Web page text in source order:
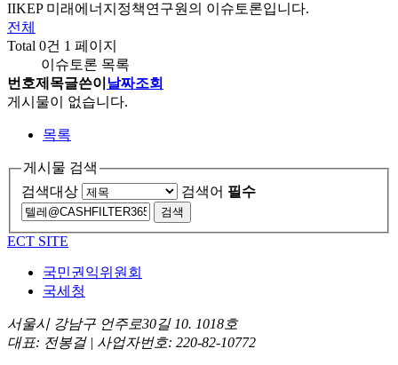
IIKEP 미래에너지정책연구원의 이슈토론입니다.
전체
Total 0건 1 페이지
이슈토론 목록
번호제목글쓴이 날짜조회
게시물이 없습니다.
목록
게시물 검색
검색대상
검색어 필수
ECT SITE
국민권익위원회
국세청
서울시 강남구 언주로30길 10. 1018호
대표: 전봉걸 | 사업자번호: 220-82-10772